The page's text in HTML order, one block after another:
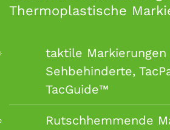
Thermoplastische
taktile
Sehbehinderte,
TacGuide™
Rutschhemmende